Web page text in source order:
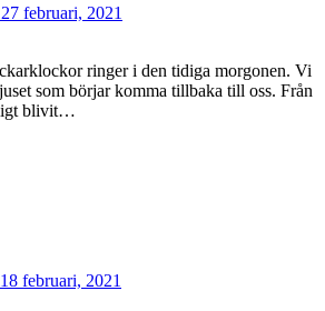
27 februari, 2021
ringer i den tidiga morgonen. Vi
som börjar komma tillbaka till oss. Från
blivit…
18 februari, 2021